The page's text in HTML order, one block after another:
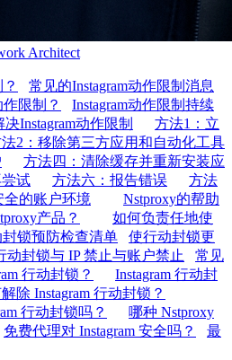
Architect
常见的Instagram动作限制消息
限制？
Instagram动作限制持续
Instagram动作限制
方法1：立
2：移除第三方应用和自动化工具
方法四：清除缓存并重新安装应
试 方法六：报告错误
方法
全的账户环境
Nstproxy的帮助
产品？
如何负责任地使
封锁预防检查清单
使行动封锁更
动封锁与 IP 禁止与账户禁止
常见
行动封锁？
Instagram 行动封
除 Instagram 行动封锁？
行动封锁吗？
哪种 Nstproxy
免费代理对 Instagram 安全吗？
最